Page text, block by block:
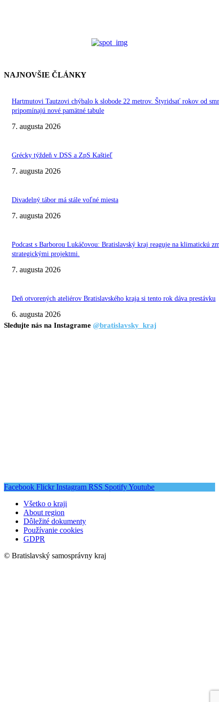
NAJNOVŠIE ČLÁNKY
Hartmutovi Tautzovi chýbalo k slobode 22 metrov. Štyridsať rokov od
pripomínajú nové pamätné tabule
7. augusta 2026
Grécky týždeň v DSS a ZpS Kaštieľ
7. augusta 2026
Divadelný tábor má stále voľné miesta
7. augusta 2026
Podcast s Barborou Lukáčovou: Bratislavský kraj reaguje na klimatickú
strategickými projektmi.
7. augusta 2026
Deň otvorených ateliérov Bratislavského kraja si tento rok dáva prestávku
6. augusta 2026
Sledujte nás na Instagrame @bratislavsky_kraj
Facebook Flickr Instagram RSS SpotifyYoutube
Všetko o kraji
About region
Dôležité dokumenty
Používanie cookies
GDPR
© Bratislavský samosprávny kraj